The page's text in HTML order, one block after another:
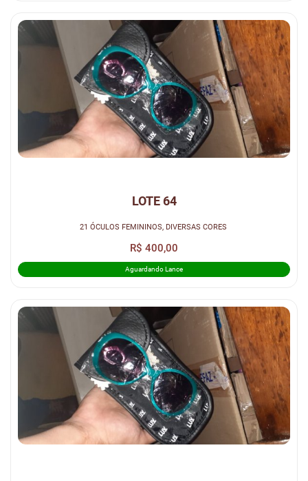
LOTE 64
21 ÓCULOS FEMININOS, DIVERSAS CORES
R$ 400,00
Aguardando Lance